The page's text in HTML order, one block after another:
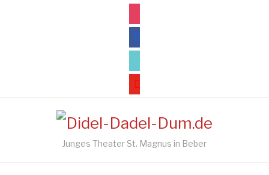
facebook
youtube
Junges Theater St. Magnus in Beber